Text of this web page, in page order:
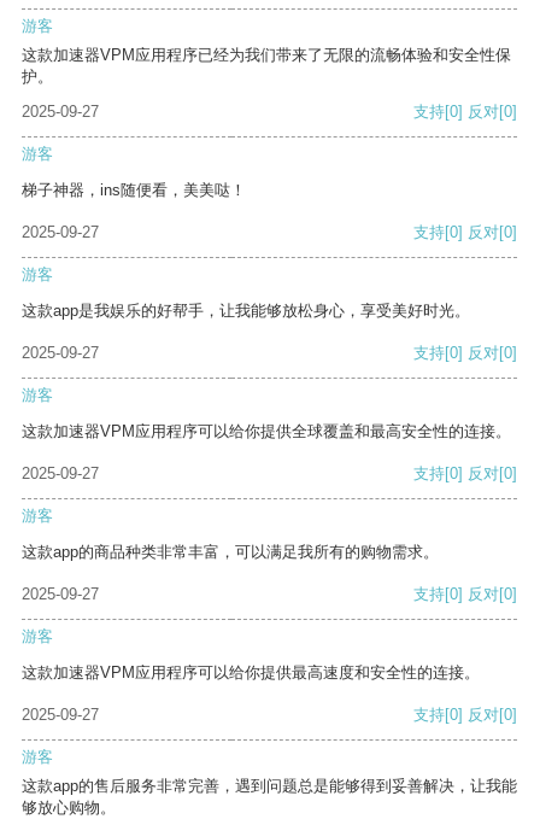
游客
这款加速器VPM应用程序已经为我们带来了无限的流畅体验和安全性保
护。
2025-09-27
支持[0] 反对[0]
游客
梯子神器，ins随便看，美美哒！
2025-09-27 支持[0] 反对[0]
游客
这款app是我娱乐的好帮手，让我能够放松身心，享受美好时光。
2025-09-27 支持[0] 反对[0]
游客
这款加速器VPM应用程序可以给你提供全球覆盖和最高安全性的连接。
2025-09-27 支持[0] 反对[0]
游客
这款app的商品种类非常丰富，可以满足我所有的购物需求。
2025-09-27 支持[0] 反对[0]
游客
这款加速器VPM应用程序可以给你提供最高速度和安全性的连接。
2025-09-27 支持[0] 反对[0]
游客
这款app的售后服务非常完善，遇到问题总是能够得到妥善解决，让我能
够放心购物。